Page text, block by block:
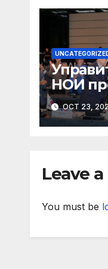
НОИ
Граф
Вие
за
OCT 23,
Leave
You must be